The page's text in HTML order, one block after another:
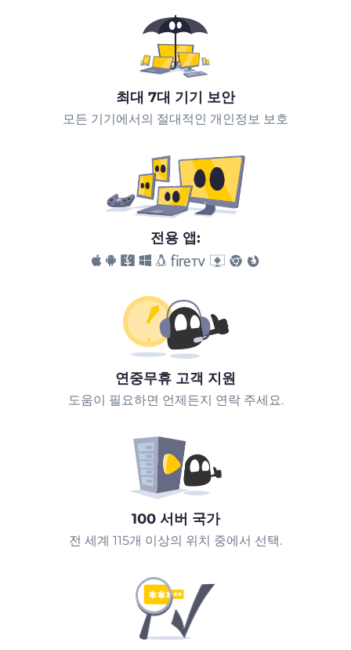
최대 7대 기기 보안
모든 기기에서의 절대적인 개인정보 보호
전용 앱:
연중무휴 고객 지원
도움이 필요하면 언제든지 연락 주세요.
100 서버 국가
전 세계 115개 이상의 위치 중에서 선택.